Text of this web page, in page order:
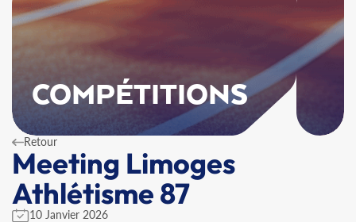
COMPÉTITIONS
Retour
Meeting Limoges
Athlétisme 87
10 Janvier 2026